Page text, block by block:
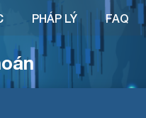
PHÁP LÝ FAQ